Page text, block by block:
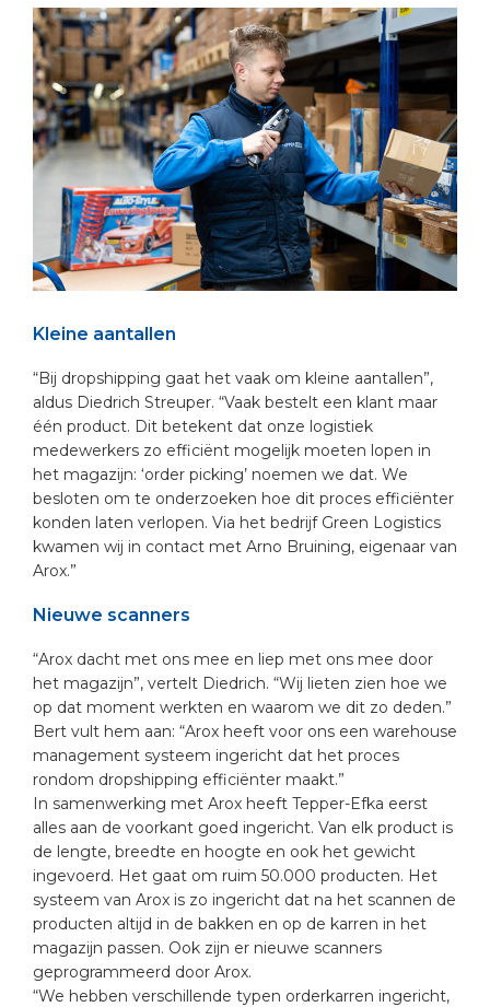
Kleine aantallen
“Bij dropshipping gaat het vaak om kleine aantallen”,
aldus Diedrich Streuper. “Vaak bestelt een klant maar
één product. Dit betekent dat onze logistiek
medewerkers zo efficiënt mogelijk moeten lopen in
het magazijn: ‘order picking’ noemen we dat. We
besloten om te onderzoeken hoe dit proces efficiënter
konden laten verlopen. Via het bedrijf Green Logistics
kwamen wij in contact met Arno Bruining, eigenaar van
Arox.”
Nieuwe scanners
“Arox dacht met ons mee en liep met ons mee door
het magazijn”, vertelt Diedrich. “Wij lieten zien hoe we
op dat moment werkten en waarom we dit zo deden.”
Bert vult hem aan: “Arox heeft voor ons een warehouse
management systeem ingericht dat het proces
rondom dropshipping efficiënter maakt.”
In samenwerking met Arox heeft Tepper-Efka eerst
alles aan de voorkant goed ingericht. Van elk product is
de lengte, breedte en hoogte en ook het gewicht
ingevoerd. Het gaat om ruim 50.000 producten. Het
systeem van Arox is zo ingericht dat na het scannen de
producten altijd in de bakken en op de karren in het
magazijn passen. Ook zijn er nieuwe scanners
geprogrammeerd door Arox.
“We hebben verschillende typen orderkarren ingericht,